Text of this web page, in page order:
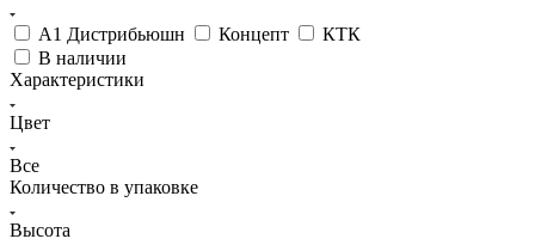
А1 Дистрибьюшн Концепт
КТК
В наличии
Характеристики
Цвет
Все
Количество в упаковке
Высота